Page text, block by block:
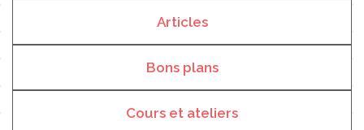
Articles
Bons plans
Cours et ateliers